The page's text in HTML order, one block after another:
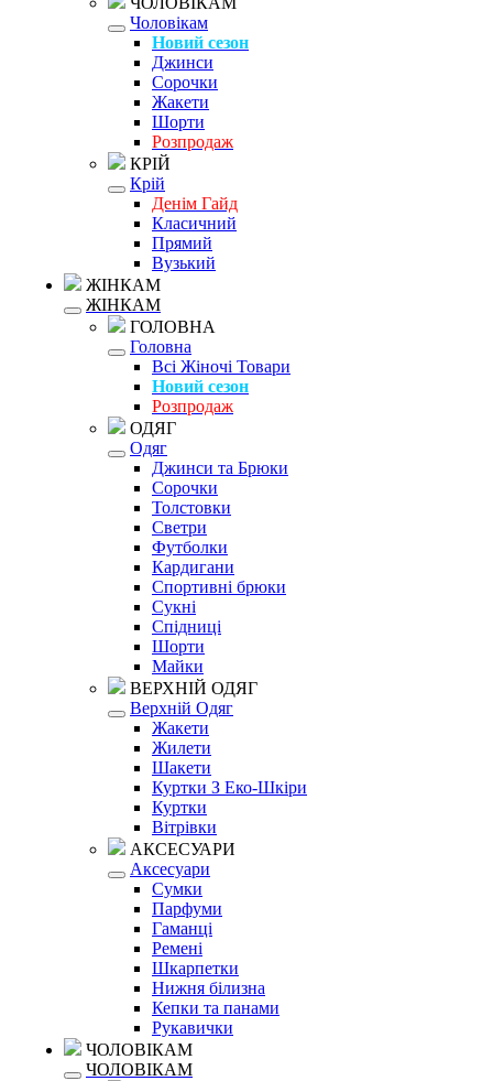
Чоловікам
Новий сезон
Джинси
Сорочки
Жакети
Шорти
Розпродаж
КРІЙ
Крій
Денім Гайд
Класичний
Прямий
Вузький
ЖІНКАМ
ЖІНКАМ
ГОЛОВНА
Головна
Всі Жіночі Товари
Новий сезон
Розпродаж
ОДЯГ
Одяг
Джинси та Брюки
Сорочки
Толстовки
Светри
Футболки
Кардигани
Спортивні брюки
Сукні
Спідниці
Шорти
Майки
ВЕРХНІЙ ОДЯГ
Верхній Одяг
Жакети
Жилети
Шакети
Куртки З Еко-Шкіри
Куртки
Вітрівки
АКСЕСУАРИ
Аксесуари
Сумки
Парфуми
Гаманці
Ремені
Шкарпетки
Нижня білизна
Кепки та панами
Рукавички
ЧОЛОВІКАМ
ЧОЛОВІКАМ